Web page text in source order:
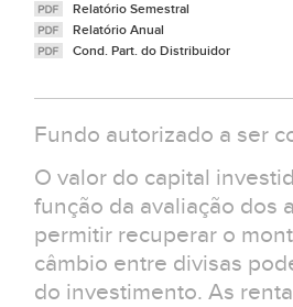
Relatório Semestral
Relatório Anual
Cond. Part. do Distribuidor
Fundo autorizado a ser
O valor do capital
função da avaliação dos
permitir recuperar o
câmbio entre divisas
do investimento. As